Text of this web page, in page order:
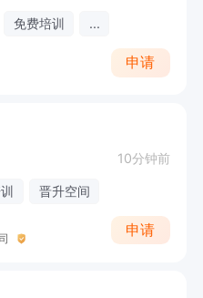
免费培训 ...
申请
10分钟前
晋升空间
申请